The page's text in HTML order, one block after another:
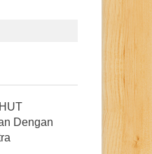
Dengan